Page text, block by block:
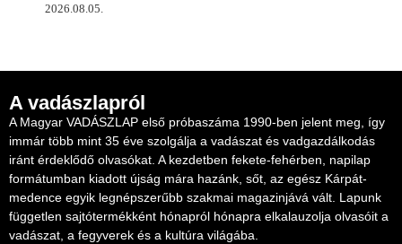
2026.08.05.
A vadászlapról
A Magyar VADÁSZLAP első próbaszáma 1990-ben jelent meg, így
immár több mint 35 éve szolgálja a vadászat és vadgazdálkodás
iránt érdeklődő olvasókat. A kezdetben fekete-fehérben, napilap
formátumban kiadott újság mára hazánk, sőt, az egész Kárpát-
medence egyik legnépszerűbb szakmai magazinjává vált. Lapunk
független sajtótermékként hónapról hónapra elkalauzolja olvasóit a
vadászat, a fegyverek és a kultúra világába.